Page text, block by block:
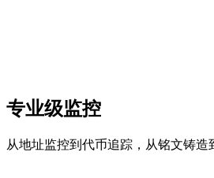
专业级监控
从地址监控到代币追踪，从铭文铸造